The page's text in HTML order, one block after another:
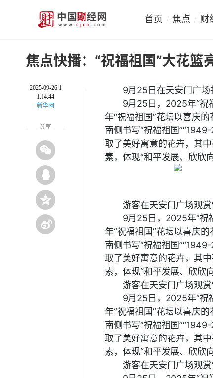
首页 焦点 财
焦点快播：“祝福祖国”大花篮
2025-09-26 1
1:14:44
新华网
分享
9月25日在天安门广场
9月25日，2025年“祝
年“祝福祖国”花坛以喜庆
南侧书写“祝福祖国
取了美好寓意的花卉，其
素，体现“和平发展、欣欣向
游客在天安门广场观赏
9月25日，2025年“祝
年“祝福祖国”花坛以喜庆
南侧书写“祝福祖国
取了美好寓意的花卉，其
素，体现“和平发展、欣欣向
游客在天安门广场观赏
9月25日，2025年“祝
年“祝福祖国”花坛以喜庆
南侧书写“祝福祖国
取了美好寓意的花卉，其
素，体现“和平发展、欣欣向
游客在天安门广场观赏